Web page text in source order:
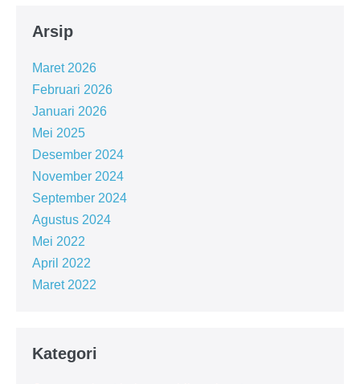
Arsip
Maret 2026
Februari 2026
Januari 2026
Mei 2025
Desember 2024
November 2024
September 2024
Agustus 2024
Mei 2022
April 2022
Maret 2022
Kategori